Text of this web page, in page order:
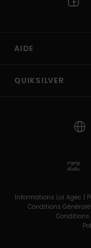
AIDE
QUIKSILVER
Informations Loi Agec |
Conditions
Conditions